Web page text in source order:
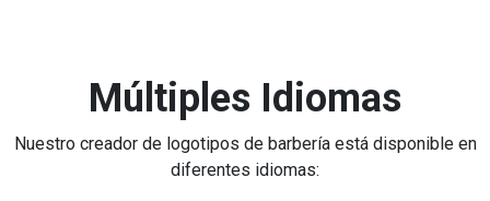
Múltiples Idiomas
Nuestro creador de logotipos de barbería está disponible en
diferentes idiomas: